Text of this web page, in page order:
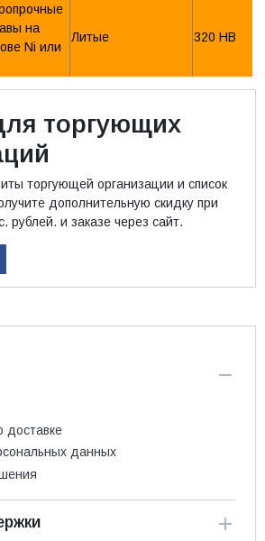
на
Ni или
Литые 320 HB
торгующих
торгующей организации и список
дополнительную скидку при
рублей. и заказе через сайт.
данных